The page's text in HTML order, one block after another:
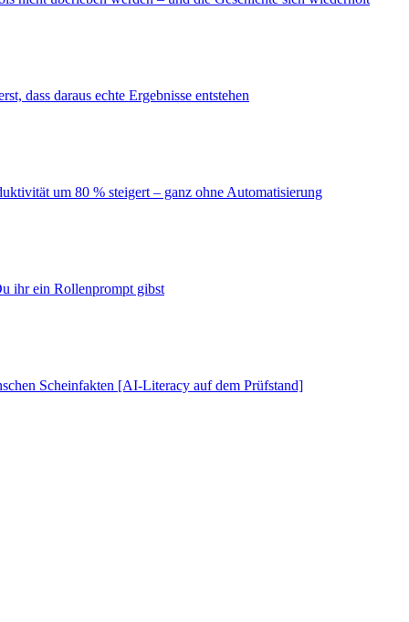
dass daraus echte Ergebnisse entstehen
um 80 % steigert – ganz ohne Automatisierung
ihr ein Rollenprompt gibst
Scheinfakten [AI-Literacy auf dem Prüfstand]